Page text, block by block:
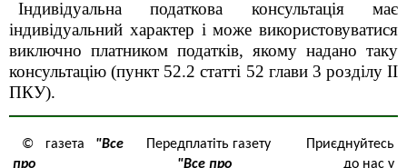
Індивідуальна податкова консультація має
індивідуальний характер і може використовуватися
виключно платником податків, якому надано таку
консультацію (пункт 52.2 статті 52 глави 3 розділу ІІ
ПКУ).
© газета "Все
про
Передплатіть газету
"Все про
Приєднуйтесь
до нас у